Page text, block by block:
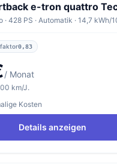
· 428 PS · Automatik · 14,7 kWh/
0,83
/ Monat
km/J.
Kosten
Details anzeigen